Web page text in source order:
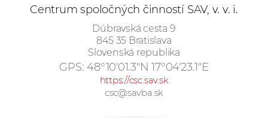
o
Centrum spoločných činností SAV, v. v. i.
Dúbravská cesta 9
845 35 Bratislava
Slovenská republika
GPS:48°10'01.3"N 17°04'23.1"E
https://csc.sav.sk
csc@savba.sk